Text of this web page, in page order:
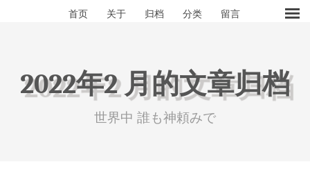
首页 关于 归档 分类 留言
2022年2 月的文章归档
世界中 誰も神頼みで